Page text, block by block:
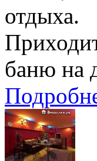
отдыха.
баню на